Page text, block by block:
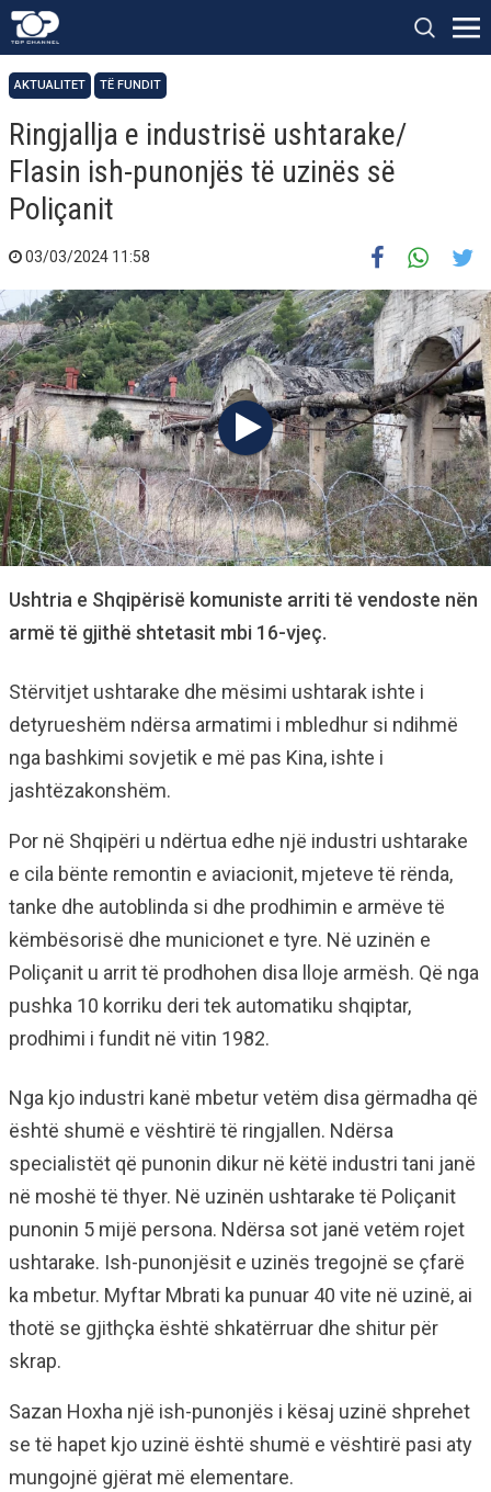
AKTUALITET TË FUNDIT
Ringjallja e industrisë ushtarake/
Flasin ish-punonjës të uzinës së
Poliçanit
03/03/2024 11:58
Ushtria e Shqipërisë komuniste arriti të vendoste nën
armë të gjithë shtetasit mbi 16-vjeç.
Stërvitjet ushtarake dhe mësimi ushtarak ishte i
detyrueshëm ndërsa armatimi i mbledhur si ndihmë
nga bashkimi sovjetik e më pas Kina, ishte i
jashtëzakonshëm.
Por në Shqipëri u ndërtua edhe një industri ushtarake
e cila bënte remontin e aviacionit, mjeteve të rënda,
tanke dhe autoblinda si dhe prodhimin e armëve të
këmbësorisë dhe municionet e tyre. Në uzinën e
Poliçanit u arrit të prodhohen disa lloje armësh. Që nga
pushka 10 korriku deri tek automatiku shqiptar,
prodhimi i fundit në vitin 1982.
Nga kjo industri kanë mbetur vetëm disa gërmadha që
është shumë e vështirë të ringjallen. Ndërsa
specialistët që punonin dikur në këtë industri tani janë
në moshë të thyer. Në uzinën ushtarake të Poliçanit
punonin 5 mijë persona. Ndërsa sot janë vetëm rojet
ushtarake. Ish-punonjësit e uzinës tregojnë se çfarë
ka mbetur. Myftar Mbrati ka punuar 40 vite në uzinë, ai
thotë se gjithçka është shkatërruar dhe shitur për
skrap.
Sazan Hoxha një ish-punonjës i kësaj uzinë shprehet
se të hapet kjo uzinë është shumë e vështirë pasi aty
mungojnë gjërat më elementare.